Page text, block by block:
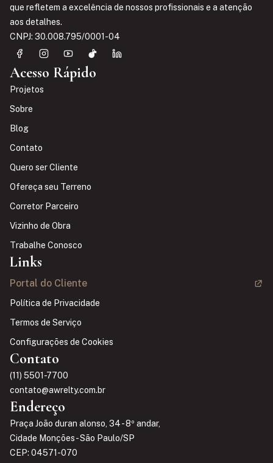
que refletem a excelência de nossos profissionais e a atenção
aos detalhes.
CNPJ: 30.008.795/0001-04
Acesso Rápido
Projetos
Sobre
Blog
Contato
Quero ser Cliente
Ofereça seu Terreno
Corretor Parceiro
Vizinho de Obra
Trabalhe Conosco
Links
Portal do Cliente
Política de Privacidade
Termos de Serviço
Configurações de Cookies
Contato
(11) 5501-7700
contato@awrelty.com.br
Endereço
Praça João duran alonso, 34 - 8º andar,
Cidade Monções - São Paulo/SP
CEP: 04571-070